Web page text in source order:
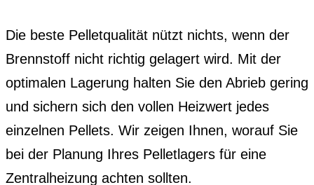
Die beste Pelletqualität nützt nichts, wenn der
Brennstoff nicht richtig gelagert wird. Mit der
optimalen Lagerung halten Sie den Abrieb gering
und sichern sich den vollen Heizwert jedes
einzelnen Pellets. Wir zeigen Ihnen, worauf Sie
bei der Planung Ihres Pelletlagers für eine
Zentralheizung achten sollten.